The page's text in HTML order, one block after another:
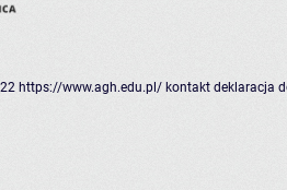
https://www.agh.edu.pl/ kontakt deklaracja